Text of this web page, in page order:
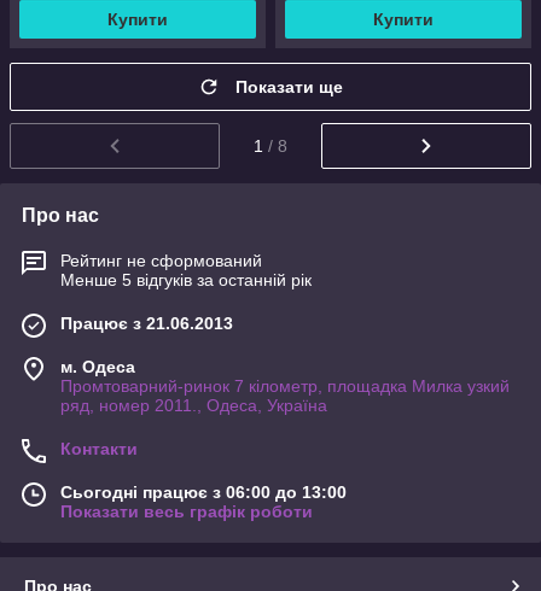
Купити Купити
Показати ще
1 / 8
Про нас
Рейтинг не сформований
Менше 5 відгуків за останній рік
Працює з 21.06.2013
м. Одеса
Промтоварний-ринок 7 кілометр, площадка Милка узкий
ряд, номер 2011., Одеса, Україна
Контакти
Сьогодні працює з 06:00 до 13:00
Показати весь графік роботи
Про нас